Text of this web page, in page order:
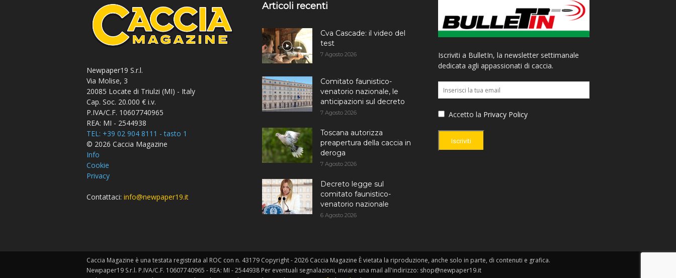
Newpaper19 S.r.l.
Via Molise, 3
20085 Locate di Triulzi (MI) - Italy
Cap. Soc. 20.000 € i.v.
P.IVA/C.F. 10607740965
REA: MI - 2544938
TEL: +39 02 904 8111 - tasto 1
© 2026 Caccia Magazine
Info
Cookie
Privacy
Contattaci: info@newpaper19.it
Articoli recenti
Cva Cascade: il video del
test
7 Agosto 2026
Comitato faunistico-
venatorio nazionale, le
anticipazioni sul decreto
7 Agosto 2026
Toscana autorizza
preapertura della caccia in
deroga
7 Agosto 2026
Decreto legge sul
comitato faunistico-
venatorio nazionale
6 Agosto 2026
Iscriviti a BulletIn, la newsletter settimanale
dedicata agli appassionati di caccia.
Accetto la Privacy Policy
Iscriviti
Caccia Magazine è una testata registrata al ROC con n. 43179 Copyright - 2026 Caccia Magazine È vietata la riproduzione, anche solo in parte, di contenuti e grafica.
Newpaper19 S.r.l. P.IVA/C.F. 10607740965 - REA: MI - 2544938 Per eventuali segnalazioni, inviare una mail all'indirizzo: shop@newpaper19.it